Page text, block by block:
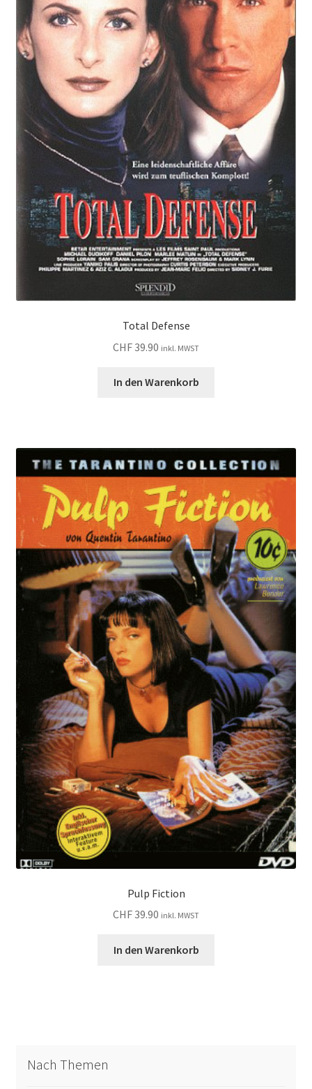
Total Defense
CHF39.90 inkl. MWST
In den Warenkorb
Pulp Fiction
CHF39.90 inkl. MWST
In den Warenkorb
Nach Themen